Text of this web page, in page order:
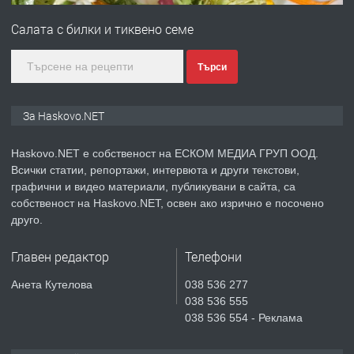
ПРЕДЛАГА
ПРОСТОРЕН ТРИСТАЕН
АПАРТАМЕНТ В НОВА СГРАДА КВ.
ПРЕДЛАГА
асфалт 0889 537 426
преди 4 дни
ПРЕДЛАГА
Салата с билки и тиквено семе
Търси
За Haskovo.NET
Haskovo.NET е собственост на ЕСКОМ МЕДИА ГРУП ООД.
Всички статии, репортажи, интервюта и други текстови,
графични и видео материали, публикувани в сайта, са
собственост на Haskovo.NET, освен ако изрично е посочено
друго.
Главен редактор
Анета Кутелова
Телефони
038 536 277
038 536 555
038 536 554 - Реклама